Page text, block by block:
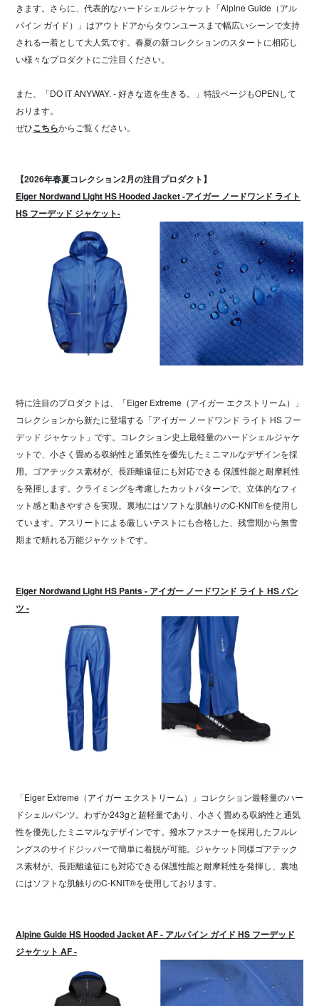
きます。さらに、代表的なハードシェルジャケット「Alpine Guide（アル
パイン ガイド）」はアウトドアからタウンユースまで幅広いシーンで支持
される一着として大人気です。春夏の新コレクションのスタートに相応し
い様々なプロダクトにご注目ください。
また、「DO IT ANYWAY. - 好きな道を生きる。」特設ページもOPENして
おります。
ぜひこちらからご覧ください。
【2026年春夏コレクション2月の注目プロダクト】
Eiger Nordwand Light HS Hooded Jacket -アイガー ノードワンド ライト
HS フーデッド ジャケット-
特に注目のプロダクトは、「Eiger Extreme（アイガー エクストリーム）」
コレクションから新たに登場する「アイガー ノードワンド ライト HS フー
デッド ジャケット」です。コレクション史上最軽量のハードシェルジャケ
ットで、小さく畳める収納性と通気性を優先したミニマルなデザインを採
用。ゴアテックス素材が、長距離遠征にも対応できる 保護性能と耐摩耗性
を発揮します。クライミングを考慮したカットパターンで、立体的なフィ
ット感と動きやすさを実現。裏地にはソフトな肌触りのC-KNIT®を使用し
ています。アスリートによる厳しいテストにも合格した、残雪期から無雪
期まで頼れる万能ジャケットです。
Eiger Nordwand Light HS Pants - アイガー ノードワンド ライト HS パン
ツ -
「Eiger Extreme（アイガー エクストリーム）」コレクション最軽量のハー
ドシェルパンツ。わずか243gと超軽量であり、小さく畳める収納性と通気
性を優先したミニマルなデザインです。撥水ファスナーを採用したフルレ
ングスのサイドジッパーで簡単に着脱が可能。ジャケット同様ゴアテック
ス素材が、長距離遠征にも対応できる保護性能と耐摩耗性を発揮し、裏地
にはソフトな肌触りのC-KNIT®を使用しております。
Alpine Guide HS Hooded Jacket AF - アルパイン ガイド HS フーデッド
ジャケット AF -